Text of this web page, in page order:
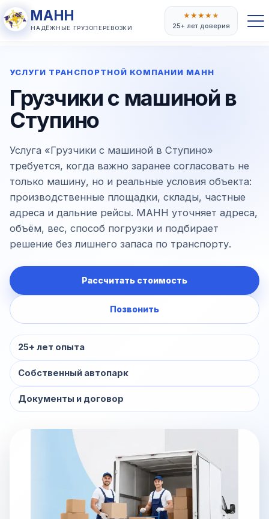
МАНН
НАДЁЖНЫЕ ГРУЗОПЕРЕВОЗКИ
★★★★★
25+ лет доверия
УСЛУГИ ТРАНСПОРТНОЙ КОМПАНИИ МАНН
Грузчики с машиной в
Ступино
Услуга «Грузчики с машиной в Ступино»
требуется, когда важно заранее согласовать не
только машину, но и реальные условия объекта:
производственные площадки, склады, частные
адреса и дальние рейсы. МАНН уточняет адреса,
объём, вес, способ погрузки и подбирает
решение без лишнего запаса по транспорту.
Рассчитать стоимость
Позвонить
25+ лет опыта
Собственный автопарк
Документы и договор